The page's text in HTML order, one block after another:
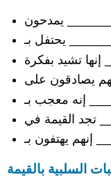
السلبية بالقيمة